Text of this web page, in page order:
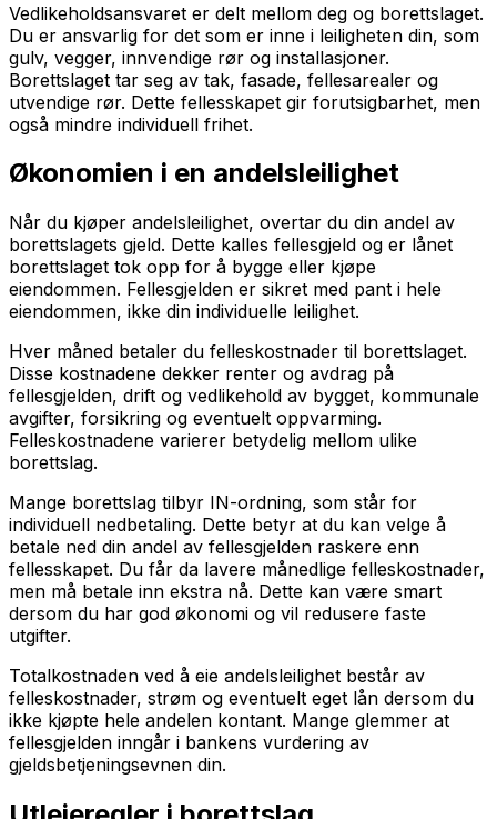
Vedlikeholdsansvaret er delt mellom deg og borettslaget.
Du er ansvarlig for det som er inne i leiligheten din, som
gulv, vegger, innvendige rør og installasjoner.
Borettslaget tar seg av tak, fasade, fellesarealer og
utvendige rør. Dette fellesskapet gir forutsigbarhet, men
også mindre individuell frihet.
Økonomien i en andelsleilighet
Når du kjøper andelsleilighet, overtar du din andel av
borettslagets gjeld. Dette kalles fellesgjeld og er lånet
borettslaget tok opp for å bygge eller kjøpe
eiendommen. Fellesgjelden er sikret med pant i hele
eiendommen, ikke din individuelle leilighet.
Hver måned betaler du felleskostnader til borettslaget.
Disse kostnadene dekker renter og avdrag på
fellesgjelden, drift og vedlikehold av bygget, kommunale
avgifter, forsikring og eventuelt oppvarming.
Felleskostnadene varierer betydelig mellom ulike
borettslag.
Mange borettslag tilbyr IN-ordning, som står for
individuell nedbetaling. Dette betyr at du kan velge å
betale ned din andel av fellesgjelden raskere enn
fellesskapet. Du får da lavere månedlige felleskostnader,
men må betale inn ekstra nå. Dette kan være smart
dersom du har god økonomi og vil redusere faste
utgifter.
Totalkostnaden ved å eie andelsleilighet består av
felleskostnader, strøm og eventuelt eget lån dersom du
ikke kjøpte hele andelen kontant. Mange glemmer at
fellesgjelden inngår i bankens vurdering av
gjeldsbetjeningsevnen din.